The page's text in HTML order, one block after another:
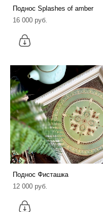
Поднос Splashes of amber
16 000 pуб.
Поднос Фисташка
12 000 pуб.